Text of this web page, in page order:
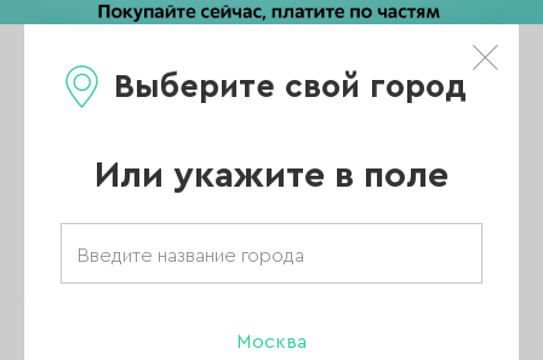
Выберите свой город
Или укажите в поле
Москва
Каталог
Главная/
Каталог/
Аксессуары/
Палитры веер, типсы/